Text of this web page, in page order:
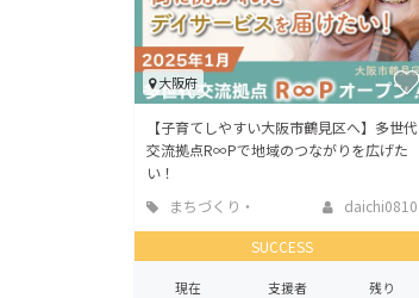
大阪府
【子育てしやすい大阪市鶴見区へ】多世代
交流拠点R∞Pで地域のつながりを広げた
い！
まちづくり・
地域活性化
daichi0810
SUCCESS
現在 支援者 残り